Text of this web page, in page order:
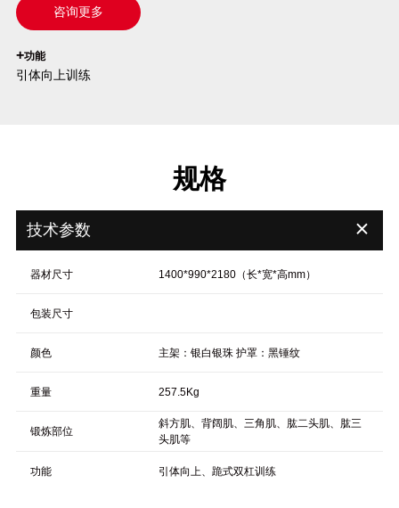
咨询更多
`
+功能
引体向上训练
规格
技术参数 ＋
器材尺寸 1400*990*2180（长*宽*高mm）
包装尺寸
颜色 主架：银白银珠 护罩：黑锤纹
重量 257.5Kg
锻炼部位
斜方肌、背阔肌、三角肌、肱二头肌、肱三
头肌等
功能 引体向上、跪式双杠训练